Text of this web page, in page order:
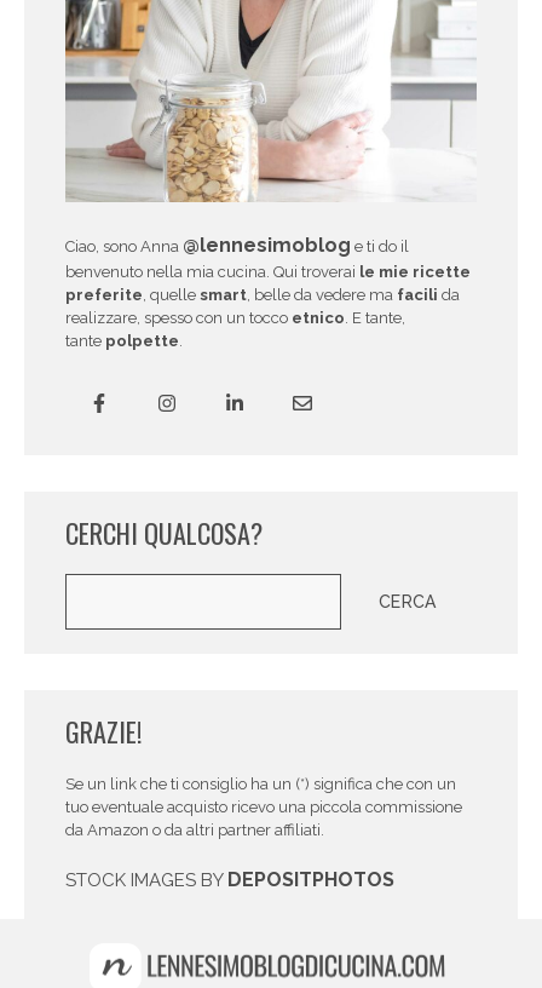
Ciao, sono Anna @lennesimoblog e ti do il
benvenuto nella mia cucina. Qui troverai le mie ricette
preferite , quelle smart , belle da vedere ma facili da
realizzare, spesso con un tocco etnico . E tante,
tante polpette
CERCHI QUALCOSA?
CERCA
GRAZIE!
Se un link che ti consiglio ha un (*) significa che con un
tuo eventuale acquisto ricevo una piccola commissione
da Amazon o da altri partner affiliati.
STOCK IMAGES BY DEPOSITPHOTOS